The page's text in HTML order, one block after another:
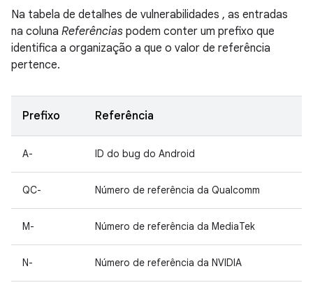
Na tabela de detalhes de vulnerabilidades , as entradas
na coluna Referências podem conter um prefixo que
identifica a organização a que o valor de referência
pertence.
Prefixo Referência
A- ID do bug do Android
QC- Número de referência da Qualcomm
M- Número de referência da MediaTek
N- Número de referência da NVIDIA